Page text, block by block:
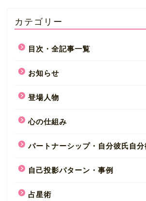
カテゴリー
目次・全記事一覧
お知らせ
登場人物
心の仕組み
パートナーシップ・自分彼氏自
自己投影パターン・事例
占星術